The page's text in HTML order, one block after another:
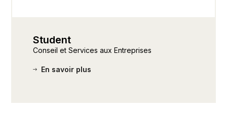
Student
Conseil et Services aux Entreprises
En savoir plus